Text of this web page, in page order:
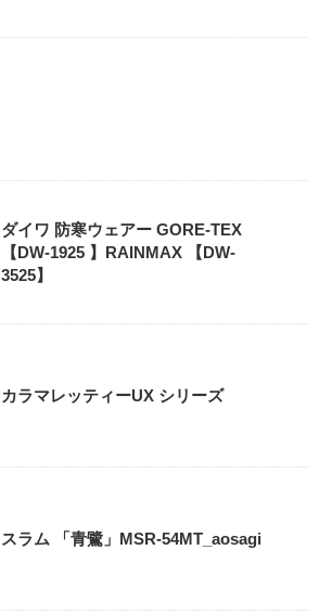
ダイワ 防寒ウェアー GORE-TEX
【DW-1925 】RAINMAX 【DW-
3525】
カラマレッティーUX シリーズ
スラム 「青鷺」MSR-54MT_aosagi